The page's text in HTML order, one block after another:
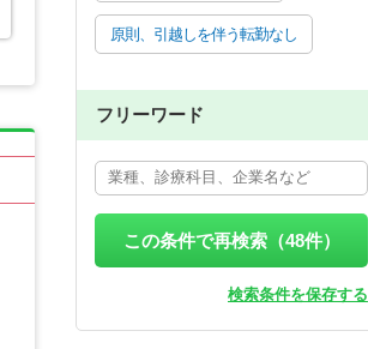
原則、引越しを伴う転勤なし
フリーワード
この条件で再検索（48件）
検索条件を保存する